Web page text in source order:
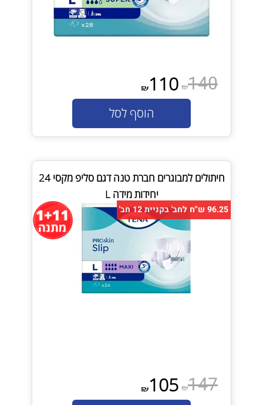
₪140
₪110
הוסף לסל
חיתולים למבוגרים חברת טנה דגם סליפ מקסי 24
יחידות מידה L
96.25 ש"ח לחב' בקניית 12 חב'
₪147
₪105